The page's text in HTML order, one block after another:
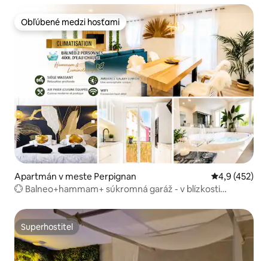
Obľúbené medzi hosťami
Obľúbené medzi hosťami
Apartmán v meste Perpignan Priemerné
4,9 (452)
💮 Balneo+hammam+ súkromná garáž - v blízkosti
Superhostiteľ
Superhostiteľ